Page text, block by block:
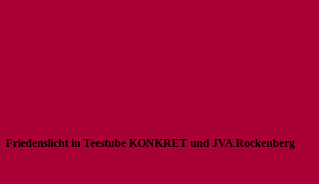
Friedenslicht in Teestube KONKRET und JVA Rockenberg